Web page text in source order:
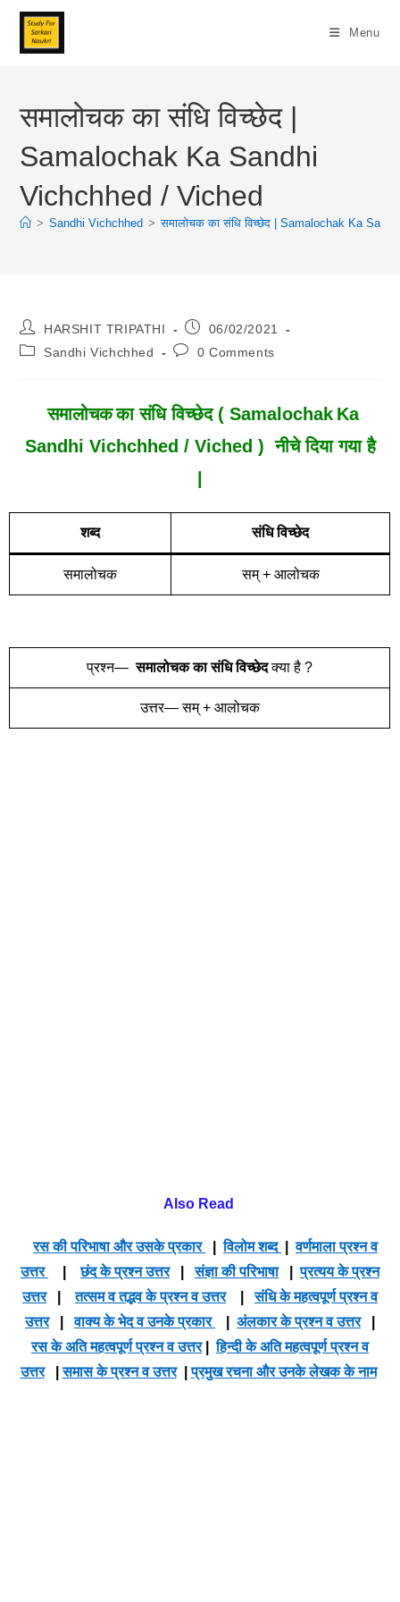
Skip
Content
Menu
समालोचक का संधि विच्छेद |
Samalochak Ka Sandhi
Vichchhed / Viched
> Sandhi Vichchhed > समालोचक का संधि विच्छेद | Samalochak Ka
Post
Author:
HARSHIT TRIPATHI
Post
Published:
06/02/2021
PostSandhi Vichchhed
Post0 Comments
समालोचकका संधि विच्छेद ( Samalochak Ka
Sandhi VichChhEd / Viched ) नीचे दिया गया है
शब्द संधि विच्छेद
समालोचक सम् + आलोचक
प्रश्न— समालोचक का संधि विच्छेदक्या है ?
उत्तर— सम् + आलोचक
Also Read
रस की परिभाषा और उसके प्रकार |विलोम शब्द |वर्णमाला प्रश्न व
उत्तर
|छंद के प्रश्न उत्तर|संज्ञा की परिभाषा|प्रत्यय के प्रश्न
उत्तर|तत्सम व तद्भव के प्रश्न व उत्तर|संधि के महत्वपूर्ण प्रश्न व
उत्तर|वाक्य के भेद व उनके प्रकार अंलकार के प्रश्न व उत्तर|
रस के अति महत्वपूर्ण प्रश्न व उत्तर|हिन्दी के अति महत्वपूर्ण प्रश्न व
उत्तर|समास के प्रश्न व उत्तर|प्रमुख रचना और उनके लेखक के नाम